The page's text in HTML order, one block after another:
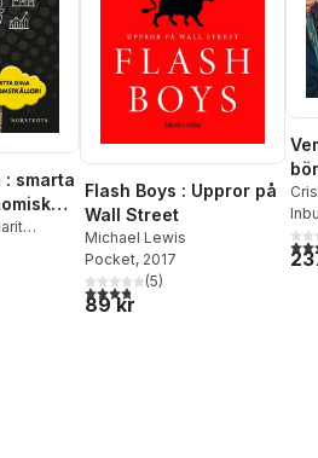
: smarta
Totalt antal röster:
Flash Boys : Uppror på
Wall Street
Michael Lewis
Pocket, 2017
3,8utav 5 stjärnor. Totalt antal
(5)
89 kr
5,0